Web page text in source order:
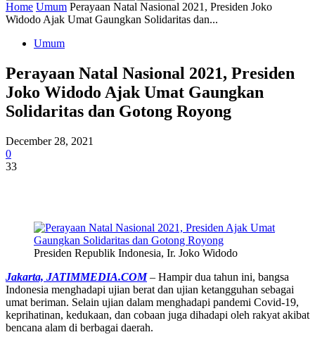
Home Umum Perayaan Natal Nasional 2021, Presiden Joko
Widodo Ajak Umat Gaungkan Solidaritas dan...
Umum
Perayaan Natal Nasional 2021, Presiden
Joko Widodo Ajak Umat Gaungkan
Solidaritas dan Gotong Royong
December 28, 2021
0
33
Presiden Republik Indonesia, Ir. Joko Widodo
Jakarta, JATIMMEDIA.COM– Hampir dua tahun ini, bangsa
Indonesia menghadapi ujian berat dan ujian ketangguhan sebagai
umat beriman. Selain ujian dalam menghadapi pandemi Covid-19,
keprihatinan, kedukaan, dan cobaan juga dihadapi oleh rakyat akibat
bencana alam di berbagai daerah.